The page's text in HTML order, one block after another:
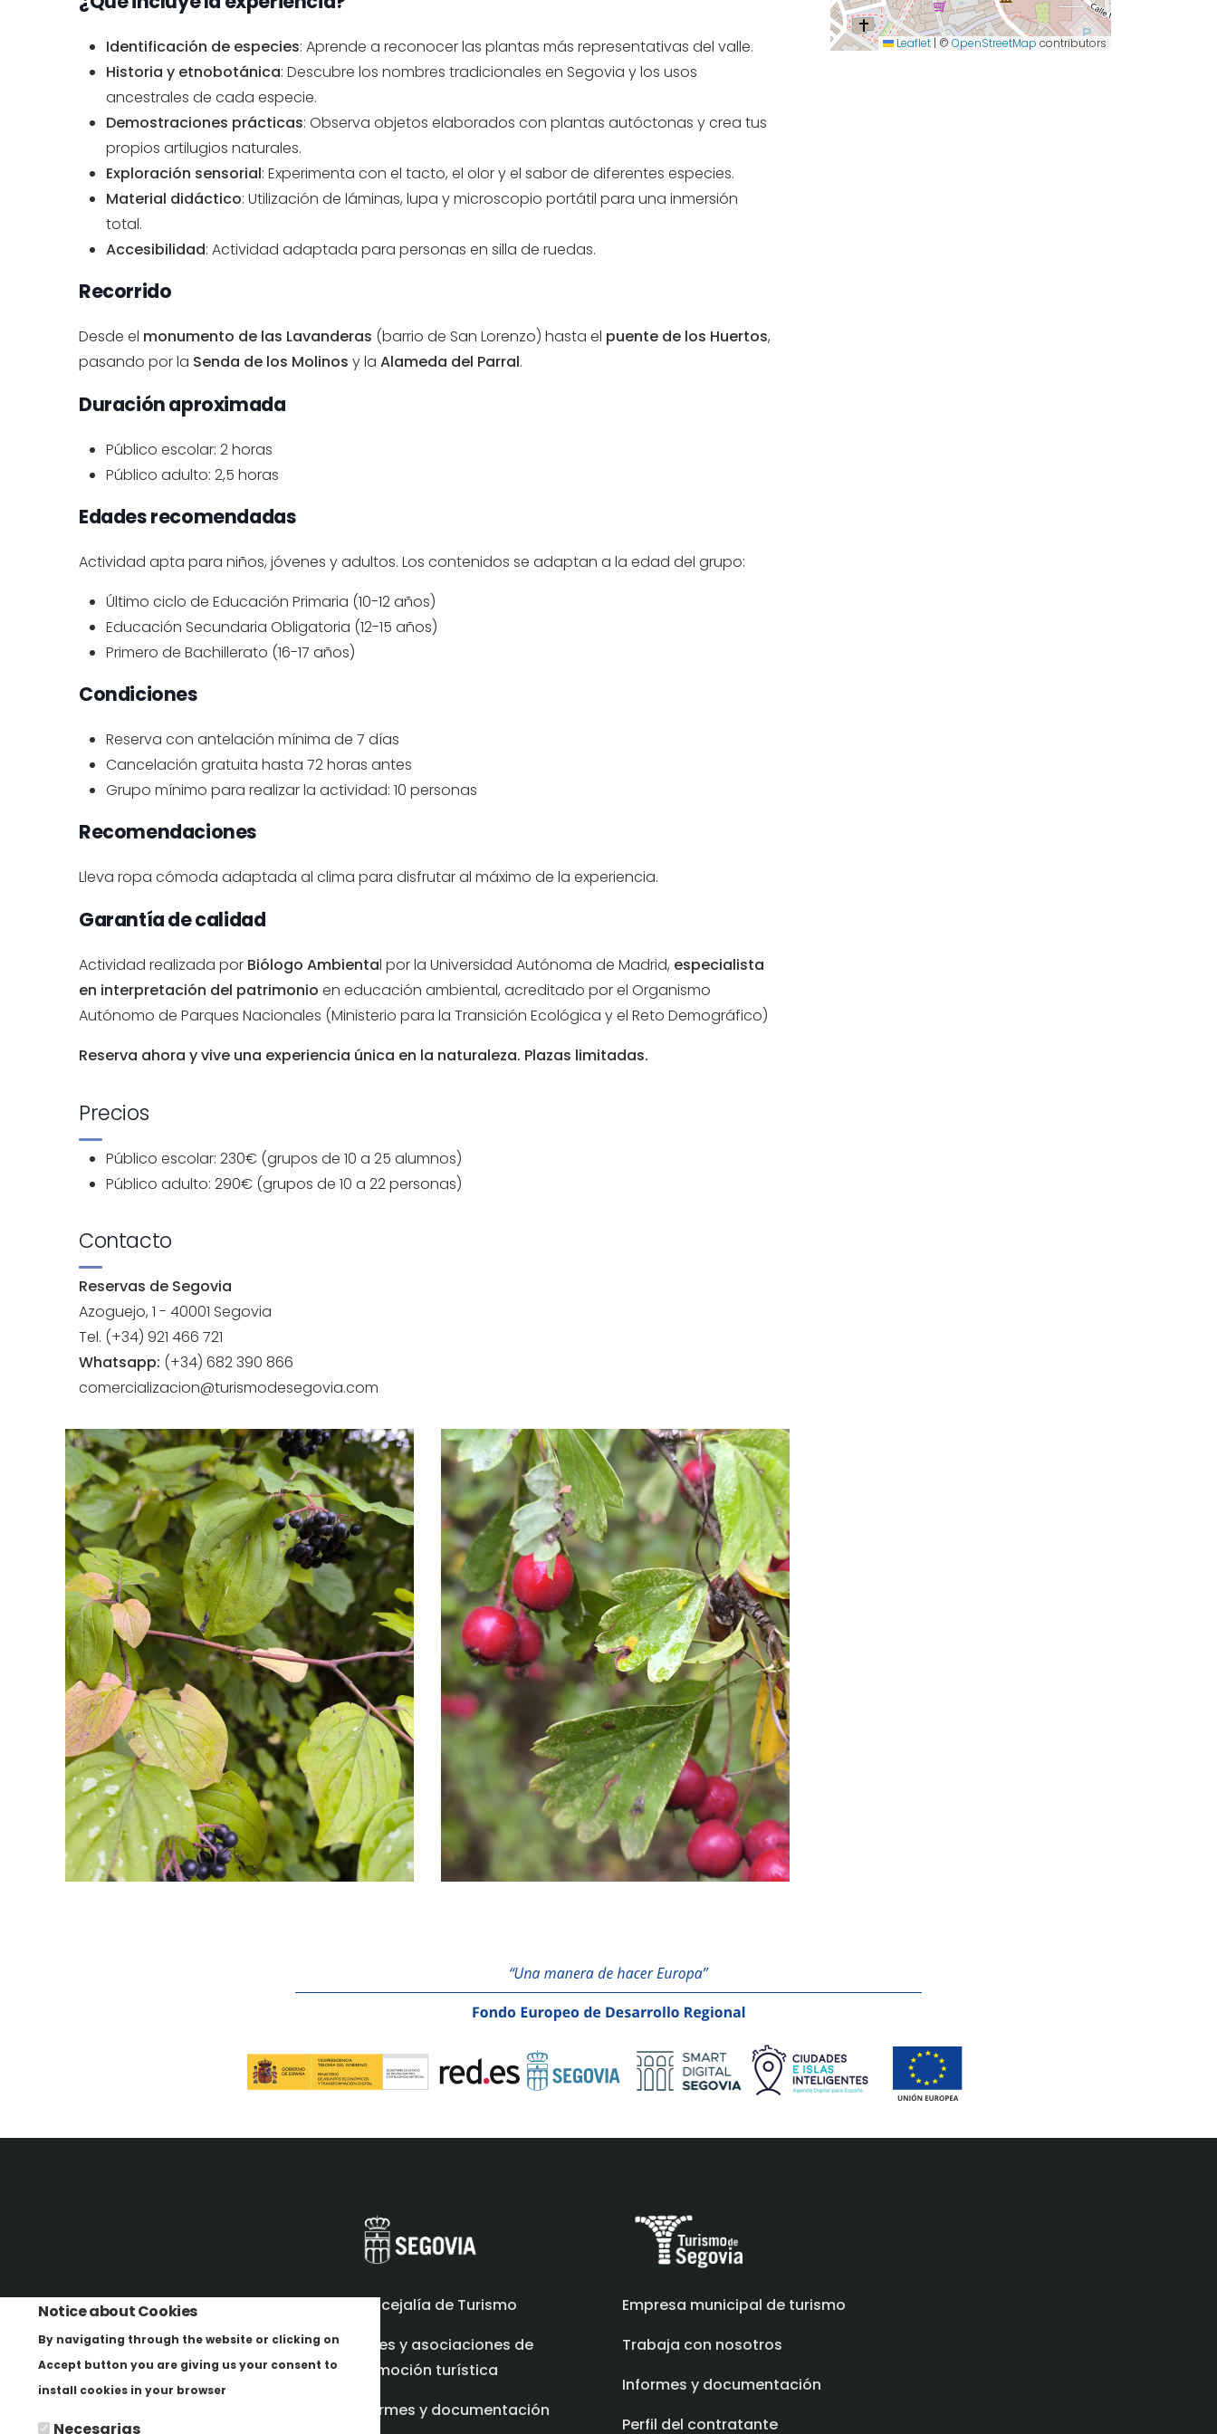
Notice about Cookies
By navigating through the website or clicking on
Accept button you are giving us your consent to
install cookies in your browser
Necesarias
Identificación de especies: Aprende a reconocer las plantas más representativas del valle.
Historia y etnobotánica: Descubre los nombres tradicionales en Segovia y los usos
ancestrales de cada especie.
Demostraciones prácticas: Observa objetos elaborados con plantas autóctonas y crea tus
propios artilugios naturales.
Exploración sensorial: Experimenta con el tacto, el olor y el sabor de diferentes especies.
Material didáctico: Utilización de láminas, lupa y microscopio portátil para una inmersión
total.
Accesibilidad: Actividad adaptada para personas en silla de ruedas.
Recorrido
Desde el monumento de las Lavanderas (barrio de San Lorenzo) hasta el puente de los Huertos,
pasando por la Senda de los Molinos y la Alameda del Parral.
Duración aproximada
Público escolar: 2 horas
Público adulto: 2,5 horas
Edades recomendadas
Actividad apta para niños, jóvenes y adultos. Los contenidos se adaptan a la edad del grupo:
Último ciclo de Educación Primaria (10-12 años)
Educación Secundaria Obligatoria (12-15 años)
Primero de Bachillerato (16-17 años)
Condiciones
Reserva con antelación mínima de 7 días
Cancelación gratuita hasta 72 horas antes
Grupo mínimo para realizar la actividad: 10 personas
Recomendaciones
Lleva ropa cómoda adaptada al clima para disfrutar al máximo de la experiencia.
Garantía de calidad
Actividad realizada por Biólogo Ambiental por la Universidad Autónoma de Madrid, especialista
en interpretación del patrimonio en educación ambiental, acreditado por el Organismo
Autónomo de Parques Nacionales (Ministerio para la Transición Ecológica y el Reto Demográfico)
Reserva ahora y vive una experiencia única en la naturaleza. Plazas limitadas.
Precios
Público escolar: 230€ (grupos de 10 a 25 alumnos)
Público adulto: 290€ (grupos de 10 a 22 personas)
Contacto
Reservas de Segovia
Azoguejo, 1 - 40001 Segovia
Tel. (+34) 921 466 721
Whatsapp: (+34) 682 390 866
comercializacion@turismodesegovia.com
Leaflet | © OpenStreetMap contributors
Concejalía de Turismo
Redes y asociaciones de
promoción turística
Informes y documentación
Empresa municipal de turismo
Trabaja con nosotros
Informes y documentación
Perfil del contratante